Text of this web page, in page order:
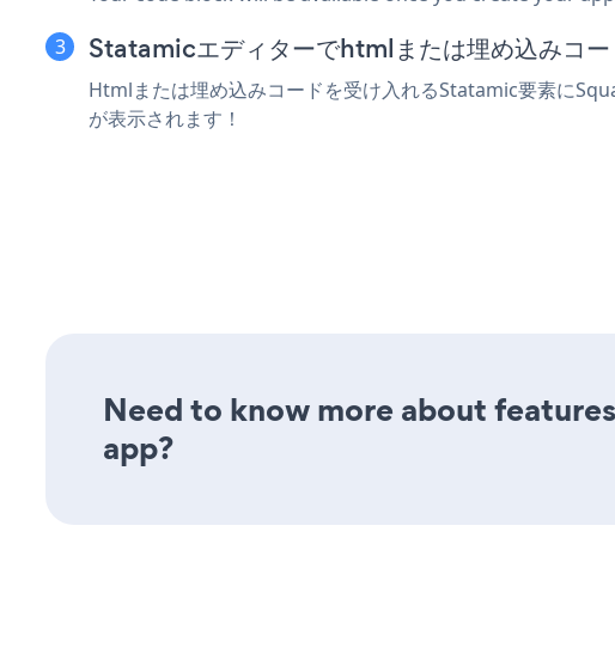
Statamicエディターでhtmlまたは埋め込みコー
Htmlまたは埋め込みコードを受け入れるStatamic要素に
が表示されます！
Need to know more about
app?